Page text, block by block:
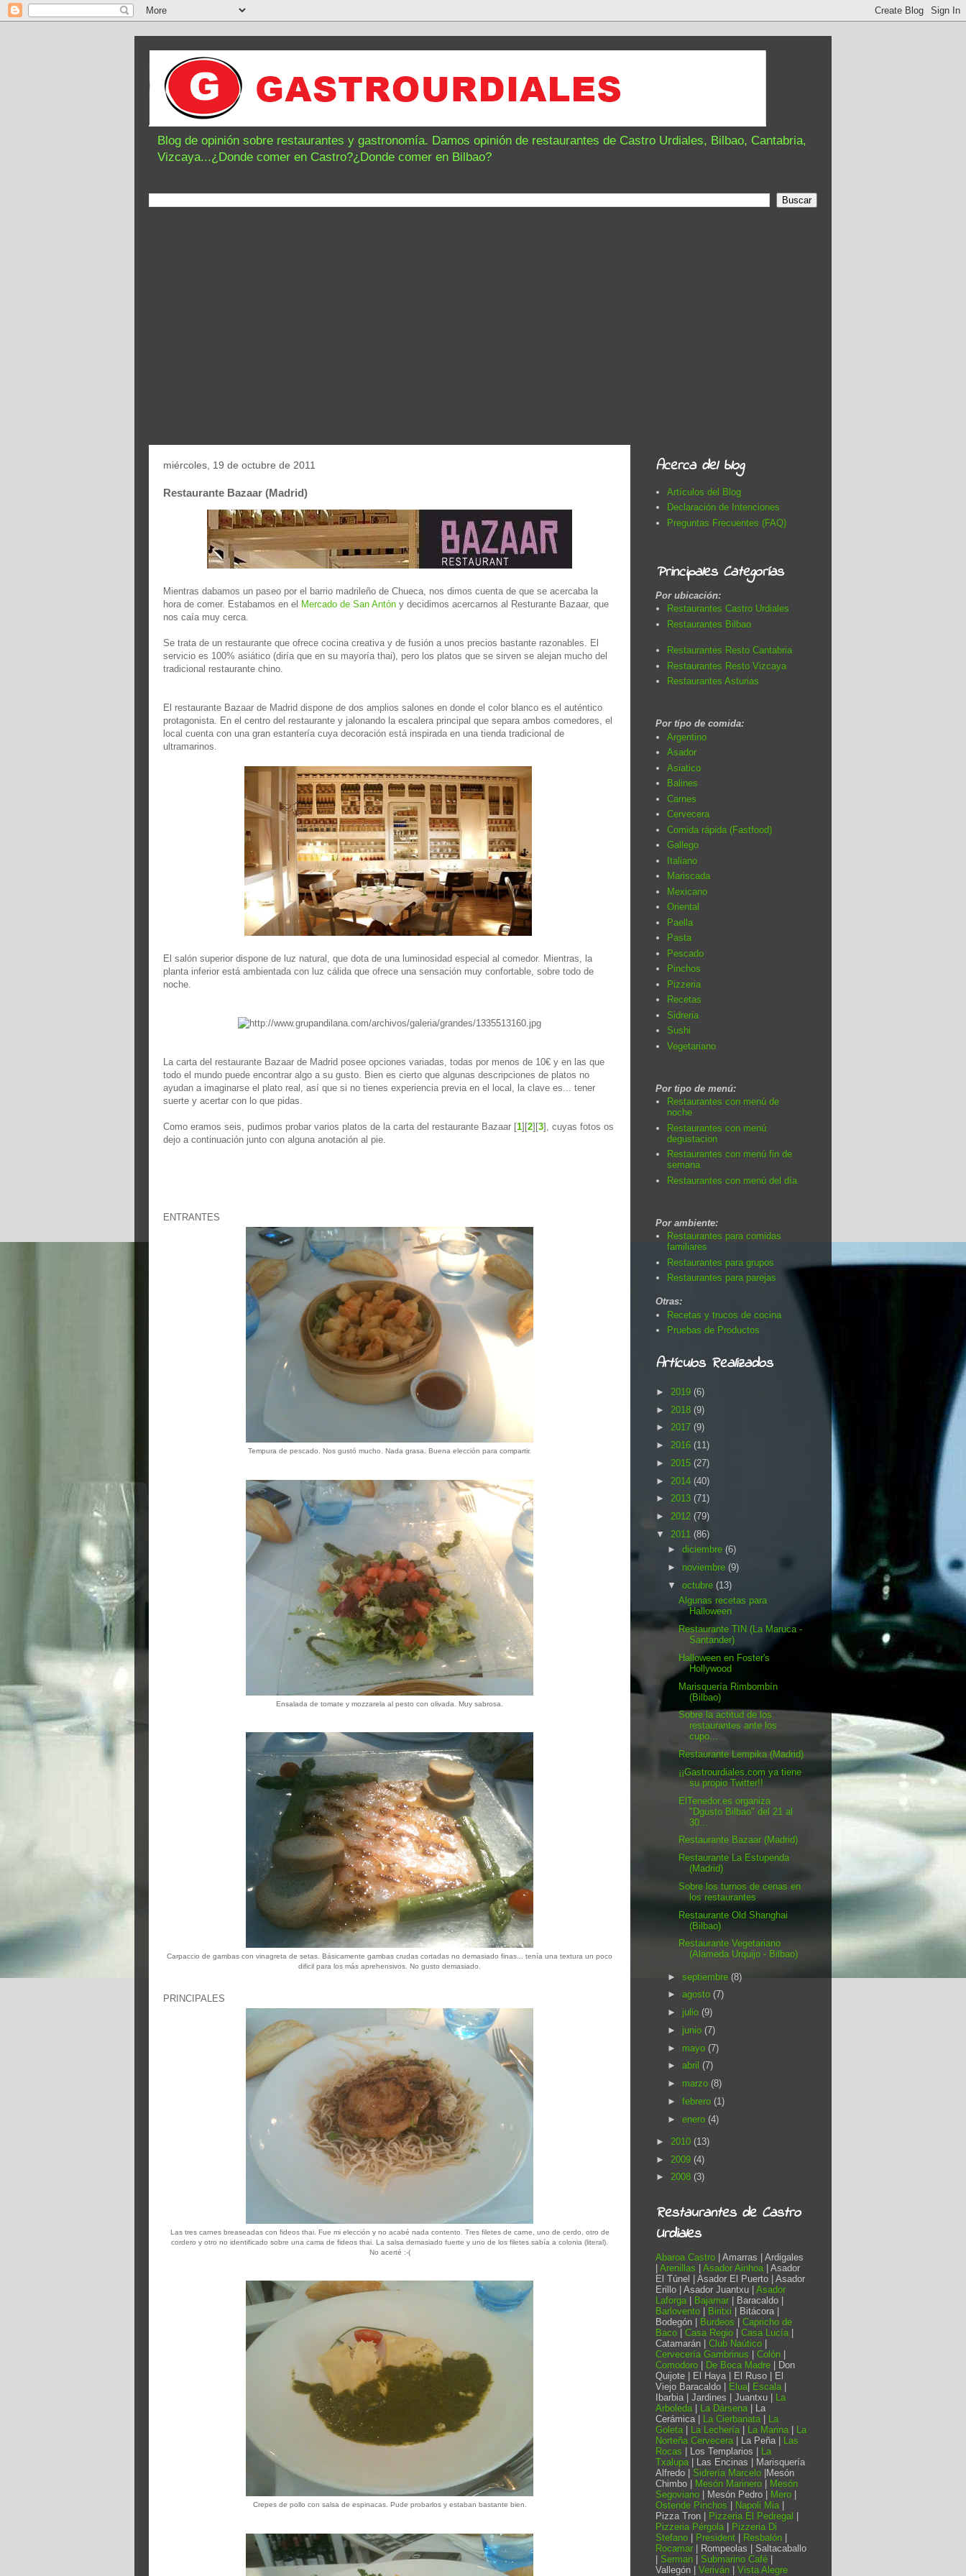
Blog de opinión sobre restaurantes y gastronomía. Damos opinión de restaurantes de Castro Urdiales, Bilbao, Cantabria,
Vizcaya...¿Donde comer en Castro?¿Donde comer en Bilbao?
miércoles, 19 de octubre de 2011
Restaurante Bazaar (Madrid)
Mientras dabamos un paseo por el barrio madrileño de Chueca, nos dimos cuenta de que se acercaba la
hora de comer. Estabamos en el Mercado de San Antón y decidimos acercarnos al Resturante Bazaar, que
nos caía muy cerca.
Se trata de un restaurante que ofrece cocina creativa y de fusión a unos precios bastante razonables. El
servicio es 100% asiático (diría que en su mayoría thai), pero los platos que se sirven se alejan mucho del
tradicional restaurante chino.
El restaurante Bazaar de Madrid dispone de dos amplios salones en donde el color blanco es el auténtico
protagonista. En el centro del restaurante y jalonando la escalera principal que separa ambos comedores, el
local cuenta con una gran estantería cuya decoración está inspirada en una tienda tradicional de
ultramarinos.
El salón superior dispone de luz natural, que dota de una luminosidad especial al comedor. Mientras, la
planta inferior está ambientada con luz cálida que ofrece una sensación muy confortable, sobre todo de
noche.
La carta del restaurante Bazaar de Madrid posee opciones variadas, todas por menos de 10€ y en las que
todo el mundo puede encontrar algo a su gusto. Bien es cierto que algunas descripciones de platos no
ayudan a imaginarse el plato real, así que si no tienes experiencia previa en el local, la clave es... tener
suerte y acertar con lo que pidas.
Como eramos seis, pudimos probar varios platos de la carta del restaurante Bazaar [1][2][3], cuyas fotos os
dejo a continuación junto con alguna anotación al pie.
ENTRANTES
Tempura de pescado. Nos gustó mucho. Nada grasa. Buena elección para compartir.
Ensalada de tomate y mozzarela al pesto con olivada. Muy sabrosa.
Carpaccio de gambas con vinagreta de setas. Básicamente gambas crudas cortadas no demasiado finas... tenía una textura un poco
dificil para los más aprehensivos. No gusto demasiado.
PRINCIPALES
Las tres carnes breaseadas con fideos thai. Fue mi elección y no acabé nada contento. Tres filetes de carne, uno de cerdo, otro de
cordero y otro no identificado sobre una cama de fideos thai. La salsa demasiado fuerte y uno de los filetes sabía a colonia (literal).
No acerté :-(
Crepes de pollo con salsa de espinacas. Pude probarlos y estaban bastante bien.
Acerca del blog
Artículos del Blog
Declaración de Intenciones
Preguntas Frecuentes (FAQ)
Principales Categorías
Por ubicación:
Restaurantes Castro Urdiales
Restaurantes Bilbao
Restaurantes Resto Cantabria
Restaurantes Resto Vizcaya
Restaurantes Asturias
Por típo de comida:
Argentino
Asador
Asiatico
Balines
Carnes
Cervecera
Comida rápida (Fastfood)
Gallego
Italiano
Mariscada
Mexicano
Oriental
Paella
Pasta
Pescado
Pinchos
Pizzeria
Recetas
Sidreria
Sushi
Vegetariano
Por tipo de menú:
Restaurantes con menú de
noche
Restaurantes con menú
degustacion
Restaurantes con menú fin de
semana
Restaurantes con menú del día
Por ambiente:
Restaurantes para comidas
familiares
Restaurantes para grupos
Restaurantes para parejas
Otras:
Recetas y trucos de cocina
Pruebas de Productos
Artículos Realizados
► 2019 (6)
► 2018 (9)
► 2017 (9)
► 2016 (11)
► 2015 (27)
► 2014 (40)
► 2013 (71)
► 2012 (79)
▼ 2011 (86)
► diciembre (6)
► noviembre (9)
▼ octubre (13)
Algunas recetas para
Halloween
Restaurante TIN (La Maruca -
Santander)
Halloween en Foster's
Hollywood
Marisquería Rimbombín
(Bilbao)
Sobre la actitud de los
restaurantes ante los
cupo...
Restaurante Lempika (Madrid)
¡¡Gastrourdiales.com ya tiene
su propio Twitter!!
ElTenedor.es organiza
"Dgusto Bilbao" del 21 al
30...
Restaurante Bazaar (Madrid)
Restaurante La Estupenda
(Madrid)
Sobre los turnos de cenas en
los restaurantes
Restaurante Old Shanghai
(Bilbao)
Restaurante Vegetariano
(Alameda Urquijo - Bilbao)
► septiembre (8)
► agosto (7)
► julio (9)
► junio (7)
► mayo (7)
► abril (7)
► marzo (8)
► febrero (1)
► enero (4)
► 2010 (13)
► 2009 (4)
► 2008 (3)
Restaurantes de Castro
Urdiales
Abaroa Castro | Amarras | Ardigales
Arenillas Asador Ainhoa | Asador
El Túnel | Asador El Puerto | Asador
Erillo | Asador Juantxu |
Asador
Laforga
Bajamar
| Baracaldo |
Barlovento
Biritxi
| Bitácora |
Bodegón |
Burdeos
Capricho de
Baco
Casa Regio Casa Lucía
Catamarán | Club Naútico
Cervecería Gambrinus
Colón
Comodoro
De Boca Madre | Don
Quijote | El Haya | El Ruso | El
Viejo Baracaldo |
Elua Escala
Ibarbia | Jardines | Juantxu |
La
Arboleda
La Dársena | La
Cerámica |
La Cierbanata
La
Goleta
La Lechería La Marina
La
Norteña Cervecera | La Peña |
Las
Rocas | Los Templarios |
La
Txalupa | Las Encinas | Marisquería
Alfredo | Sidrería Marcelo |Mesón
Chimbo |
Mesón Marinero
Mesón
Segoviano | Mesón Pedro | Mero
Ostende Pinchos
Napoli Mia
Pizza Tron |
Pizzeria El Pedregal
Pizzeria Pérgola
Pizzeria Di
Stefano
President Resbalón
Rocamar
| Rompeolas | Saltacaballo
Serman Submarino Café
Vallegón | Veriván Vista Alegre